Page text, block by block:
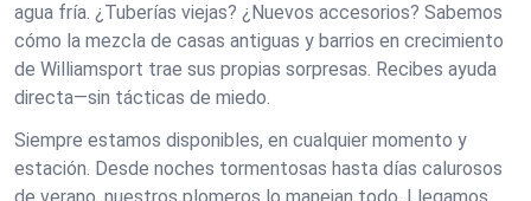
agua fría. ¿Tuberías viejas? ¿Nuevos accesorios? Sabemos
cómo la mezcla de casas antiguas y barrios en crecimiento
de Williamsport trae sus propias sorpresas. Recibes ayuda
directa—sin tácticas de miedo.
Siempre estamos disponibles, en cualquier momento y
estación. Desde noches tormentosas hasta días calurosos